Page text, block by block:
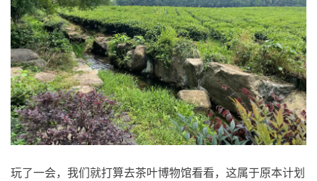
玩了一会，我们就打算去茶叶博物馆看看，这属于原本计划